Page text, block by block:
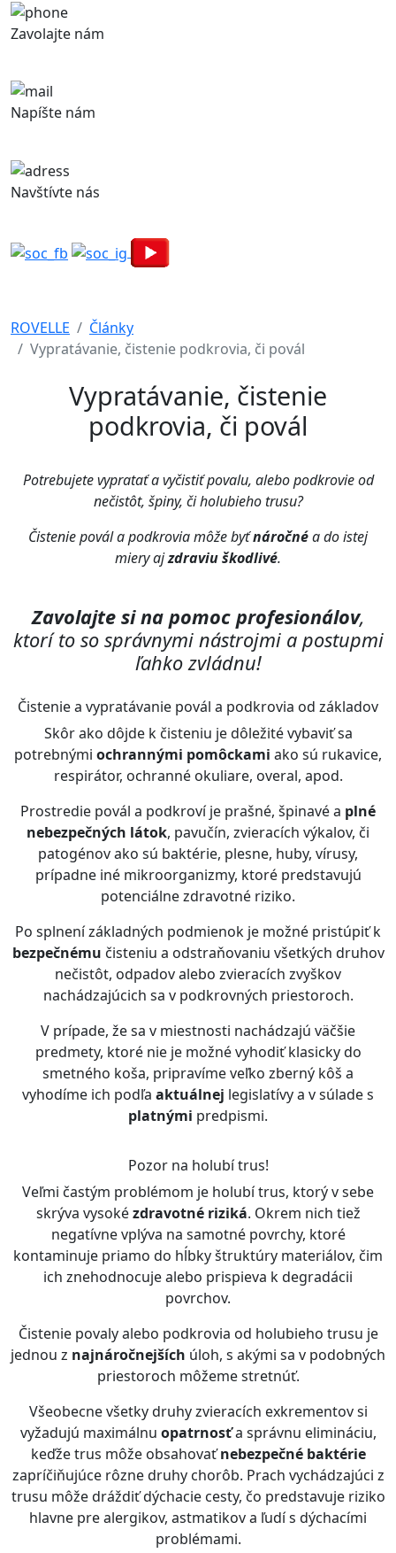
Zavolajte nám
Napíšte nám
Navštívte nás
ROVELLE
Články
Vypratávanie, čistenie podkrovia, či povál
Vypratávanie, čistenie
podkrovia, či povál
Potrebujete vypratať a vyčistiť povalu, alebo podkrovie od
nečistôt, špiny, či holubieho trusu?
Čistenie povál a podkrovia môže byťnáročnéa do istej
miery ajzdraviu škodlivé.
Zavolajte si na pomoc profesionálov,
ktorí to so správnymi nástrojmi a postupmi
ľahko zvládnu!
Čistenie a vypratávanie povál a podkrovia od základov
Skôr ako dôjde k čisteniu je dôležité vybaviť sa
potrebnými ochrannými pomôckami ako sú rukavice,
respirátor, ochranné okuliare, overal, apod.
Prostredie povál a podkroví je prašné, špinavé a plné
nebezpečných látok, pavučín, zvieracích výkalov, či
patogénov ako sú baktérie, plesne, huby, vírusy,
prípadne iné mikroorganizmy, ktoré predstavujú
potenciálne zdravotné riziko.
Po splnení základných podmienok je možné pristúpiť k
bezpečnému čisteniu a odstraňovaniu všetkých druhov
nečistôt, odpadov alebo zvieracích zvyškov
nachádzajúcich sa v podkrovných priestoroch.
V prípade, že sa v miestnosti nachádzajú väčšie
predmety, ktoré nie je možné vyhodiť klasicky do
smetného koša, pripravíme veľko zberný kôš a
vyhodíme ich podľa aktuálnej legislatívy a v súlade s
platnými predpismi.
Pozor na holubí trus!
Veľmi častým problémom je holubí trus, ktorý v sebe
skrýva vysokézdravotné riziká. Okrem nich tiež
negatívne vplýva na samotné povrchy, ktoré
kontaminuje priamo do hĺbky štruktúry materiálov, čim
ich znehodnocuje alebo prispieva k degradácii
povrchov.
Čistenie povaly alebo podkrovia od holubieho trusu je
jednou z najnáročnejších úloh, s akými sa v podobných
priestoroch môžeme stretnúť.
Všeobecne všetky druhy zvieracích exkrementov si
vyžadujú maximálnu opatrnosťa správnu elimináciu,
keďže trus môže obsahovaťnebezpečné baktérie
zapríčiňujúce rôzne druhy chorôb. Prach vychádzajúci z
trusu môže dráždiť dýchacie cesty, čo predstavuje riziko
hlavne pre alergikov, astmatikov a ľudí s dýchacími
problémami.